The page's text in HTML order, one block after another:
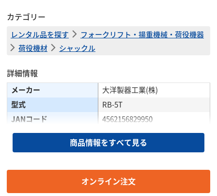
カテゴリー
レンタル品を探す
フォークリフト・揚重機械・荷役機器
荷役機材
シャックル
詳細情報
メーカー
大洋製器工業(株)
型式
RB-5T
JANコード
4562156829950
質量(kg)
2.58
5
ボルトタイプ
取付
ボルト・ナットタイプ
商品情報をすべて見る
オンライン注文